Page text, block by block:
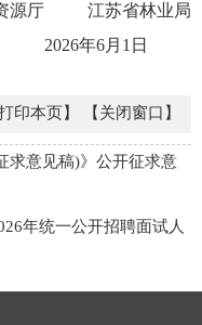
资源厅 江苏省林业局
2026年6月1日
打印本页】 【关闭窗口】
求意见稿)》公开征求意
年统一公开招聘面试人